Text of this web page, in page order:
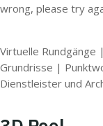
wrong, please try
Virtuelle Rundgänge
Grundrisse |
Dienstleister und